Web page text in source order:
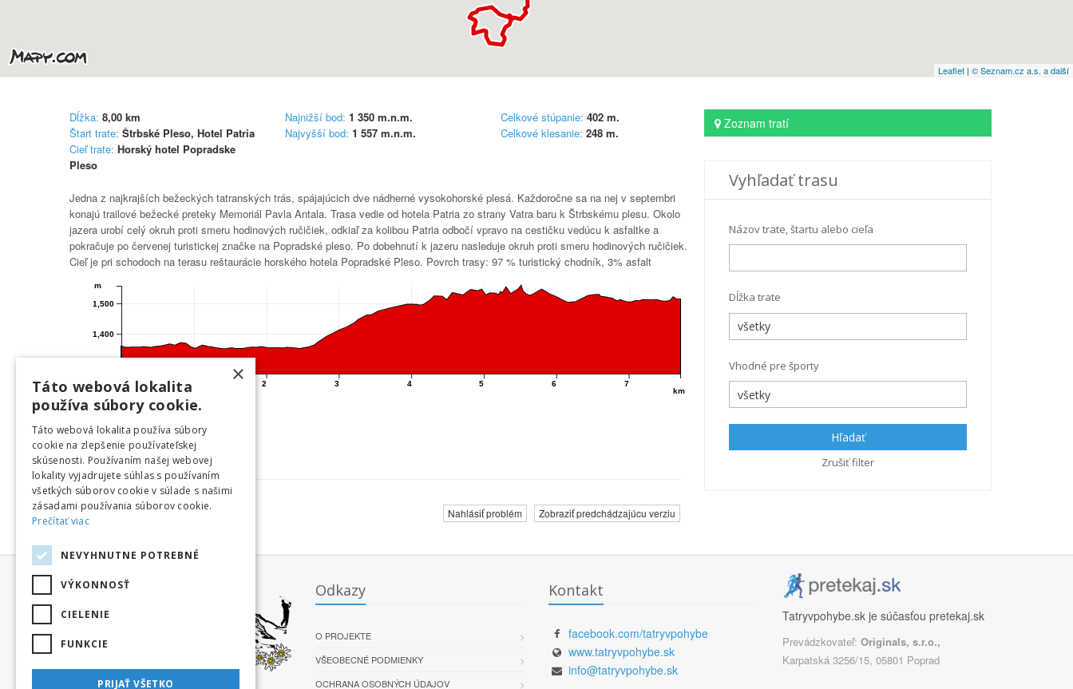
Leaflet | © Seznam.cz a.s. a další
Dĺžka: 8,00 km
Štart trate: Štrbské Pleso, Hotel Patria
Cieľ trate: Horský hotel Popradske
Pleso
Najnižší bod: 1 350 m.n.m.
Najvyšší bod: 1 557 m.n.m.
Celkové stúpanie: 402 m.
Celkové klesanie: 248 m.
Jedna z najkrajších bežeckých tatranských trás, spájajúcich dve nádherné vysokohorské plesá. Každoročne sa na nej v septembri
konajú trailové bežecké preteky Memoriál Pavla Antala. Trasa vedie od hotela Patria zo strany Vatra baru k Štrbskému plesu. Okolo
jazera urobí celý okruh proti smeru hodinových ručičiek, odkiaľ za kolibou Patria odbočí vpravo na cestičku vedúcu k asfaltke a
pokračuje po červenej turistickej značke na Popradské pleso. Po dobehnutí k jazeru nasleduje okruh proti smeru hodinových ručičiek.
Cieľ je pri schodoch na terasu reštaurácie horského hotela Popradské Pleso. Povrch trasy: 97 % turistický chodník, 3% asfalt
0 1 2 3 4 5 6 7
km
1,400
1,500
m
Legenda:
Nahlásiť problém Zobraziť predchádzajúcu verziu
Zoznam tratí
Vyhľadať trasu
Názov trate, štartu alebo cieľa
Dĺžka trate
Vhodné pre športy
Hľadať
Zrušiť filter
Odkazy
O PROJEKTE
VŠEOBECNÉ PODMIENKY
OCHRANA OSOBNÝCH ÚDAJOV
Kontakt
facebook.com/tatryvpohybe
www.tatryvpohybe.sk
info@tatryvpohybe.sk
Tatryvpohybe.sk je súčasťou pretekaj.sk
Prevádzkovateľ: Originals, s.r.o.,
Karpatská 3256/15, 05801 Poprad
×
Táto webová lokalita
používa súbory cookie.
Táto webová lokalita používa súbory
cookie na zlepšenie používateľskej
skúsenosti. Používaním našej webovej
lokality vyjadrujete súhlas s používaním
všetkých súborov cookie v súlade s našimi
zásadami používania súborov cookie.
Prečítať viac
NEVYHNUTNE POTREBNÉ
VÝKONNOSŤ
CIELENIE
FUNKCIE
PRIJAŤ VŠETKO